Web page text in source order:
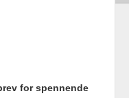
og personvern
for spennende